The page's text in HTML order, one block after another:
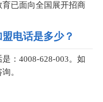
已面向全国展开招商
电话是多少？
：4008-628-003。如
。